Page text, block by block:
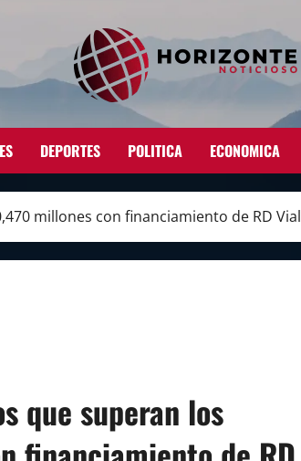
DEPORTES POLITICA ECONOMICA
millones con financiamiento de RD Vial
que superan los